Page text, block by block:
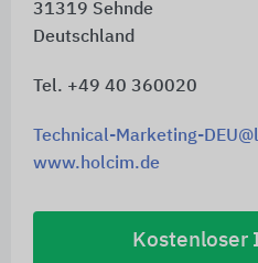
31319 Sehnde
Deutschland
Tel. +49 40 360020
Technical-Marketing-
www.holcim.de
Kostenloser